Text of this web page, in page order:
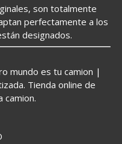
son totalmente
perfectamente a los
designados.
mundo es tu camion |
Tienda online de
camion.